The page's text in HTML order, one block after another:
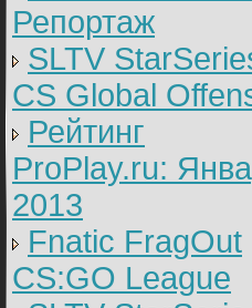
Репортаж
SLTV
CS Global
Рейтинг
ProPlay.ru:
2013
Fnatic FragOut
CS:GO League